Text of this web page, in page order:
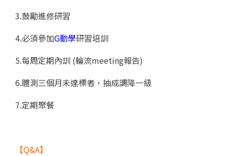
3.鼓勵進修研習
4.必須參加G動學研習培訓
5.每周定期內訓 (輪流meeting報告)
6.體測三個月未達標者，抽成調降一級
7.定期聚餐
【Q&A】